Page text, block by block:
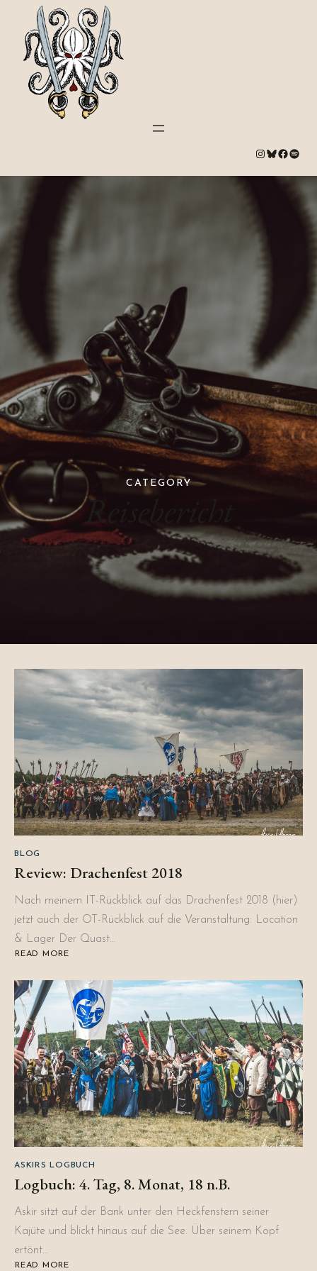
# Bluesky # Spotify
CATEGORY
Reisebericht
BLOG
Review: Drachenfest 2018
Nach meinem IT-Rückblick auf das Drachenfest 2018 (hier)
jetzt auch der OT-Rückblick auf die Veranstaltung: Location
& Lager Der Quast…
READ MORE
ABOUT
2018
ASKIRS LOGBUCH
Logbuch: 4. Tag, 8. Monat, 18 n.B.
Askir sitzt auf der Bank unter den Heckfenstern seiner
Kajüte und blickt hinaus auf die See. Über seinem Kopf
ertönt…
READ MORE
ABOUT